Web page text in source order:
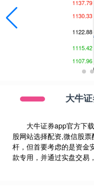
大牛
大牛证券app官方下
股网站选择配资,微信股
杆，但首要考虑的是资金
款专用，并通过实盘交易